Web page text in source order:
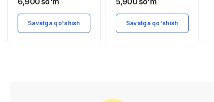
Savatga qo'shish Savatga qo'shish